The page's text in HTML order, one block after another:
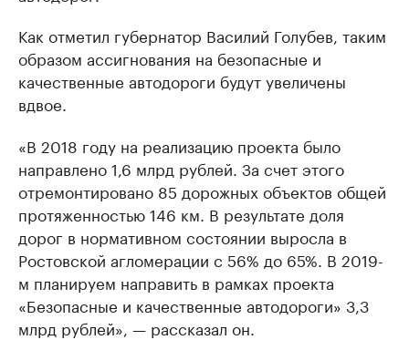
Как отметил губернатор Василий Голубев, таким
образом ассигнования на безопасные и
качественные автодороги будут увеличены
вдвое.
«В 2018 году на реализацию проекта было
направлено 1,6 млрд рублей. За счет этого
отремонтировано 85 дорожных объектов общей
протяженностью 146 км. В результате доля
дорог в нормативном состоянии выросла в
Ростовской агломерации с 56% до 65%. В 2019-
м планируем направить в рамках проекта
«Безопасные и качественные автодороги» 3,3
млрд рублей», — рассказал он.